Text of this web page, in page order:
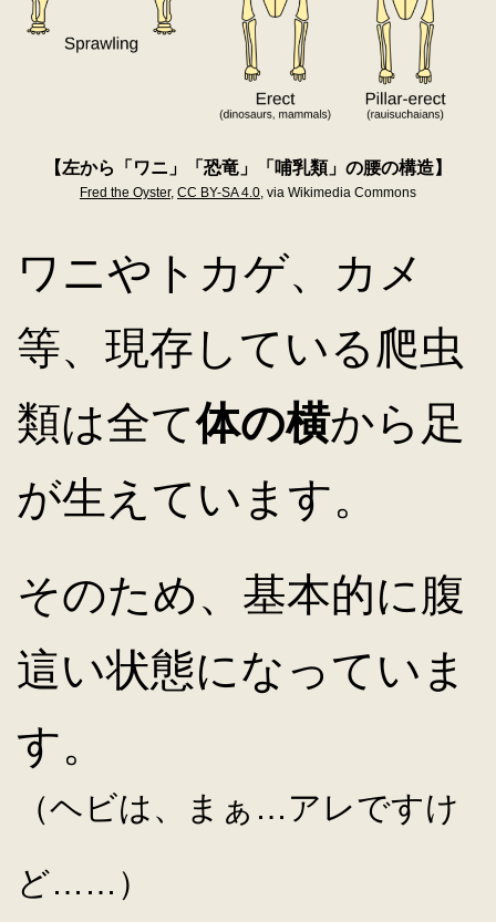
【左から「ワニ」「恐竜」「哺乳類」の腰の構造】
Fred the Oyster, CC BY-SA 4.0 , via Wikimedia Commons
ワニやトカゲ、カメ
等、現存している爬虫
類は全て体の横から足
が生えています。
そのため、基本的に腹
這い状態になっていま
す。
（ヘビは、まぁ…アレですけ
ど……）